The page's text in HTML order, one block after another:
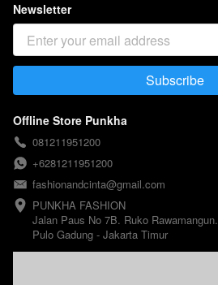
Newsletter
`
Subscribe
Offline Store Punkha
081211951200
+6281211951200
fashionandcinta@gmail.com
PUNKHA FASHION
Jalan Paus No 7B. Ruko Rawamangun.
Pulo Gadung - Jakarta Timur